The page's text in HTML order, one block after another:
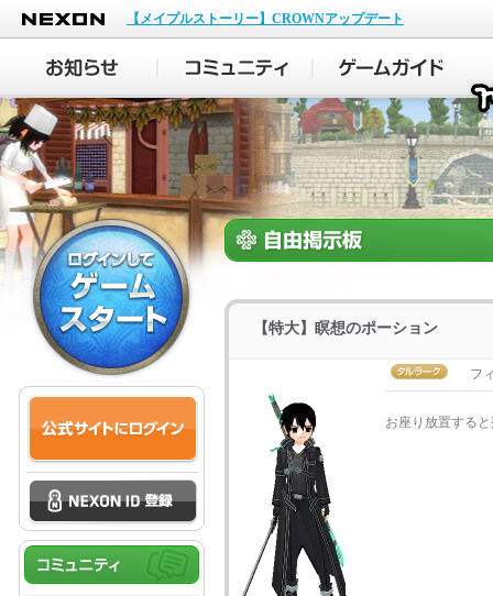
NEXON
【メイプルストーリー】CROWNアップデート
【特大】瞑想のポーション
フ
お座り放置する